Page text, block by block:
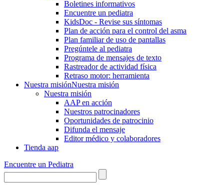
Boletines informativos
Encuentre un pediatra
KidsDoc - Revise sus síntomas
Plan de acción para el control del asma
Plan familiar de uso de pantallas
Pregúntele al pediatra
Programa de mensajes de texto
Rastre​​ador de activida​d física
Retraso motor: herramienta
Nuestra misiónNuestra misión
Nuestra misión
AAP en acción
Nuestros patrocinadores
Oportunidades de patrocinio
Difunda el mensaje
Editor médico y colaboradores
Tienda aap
Encuentre un Pediatra